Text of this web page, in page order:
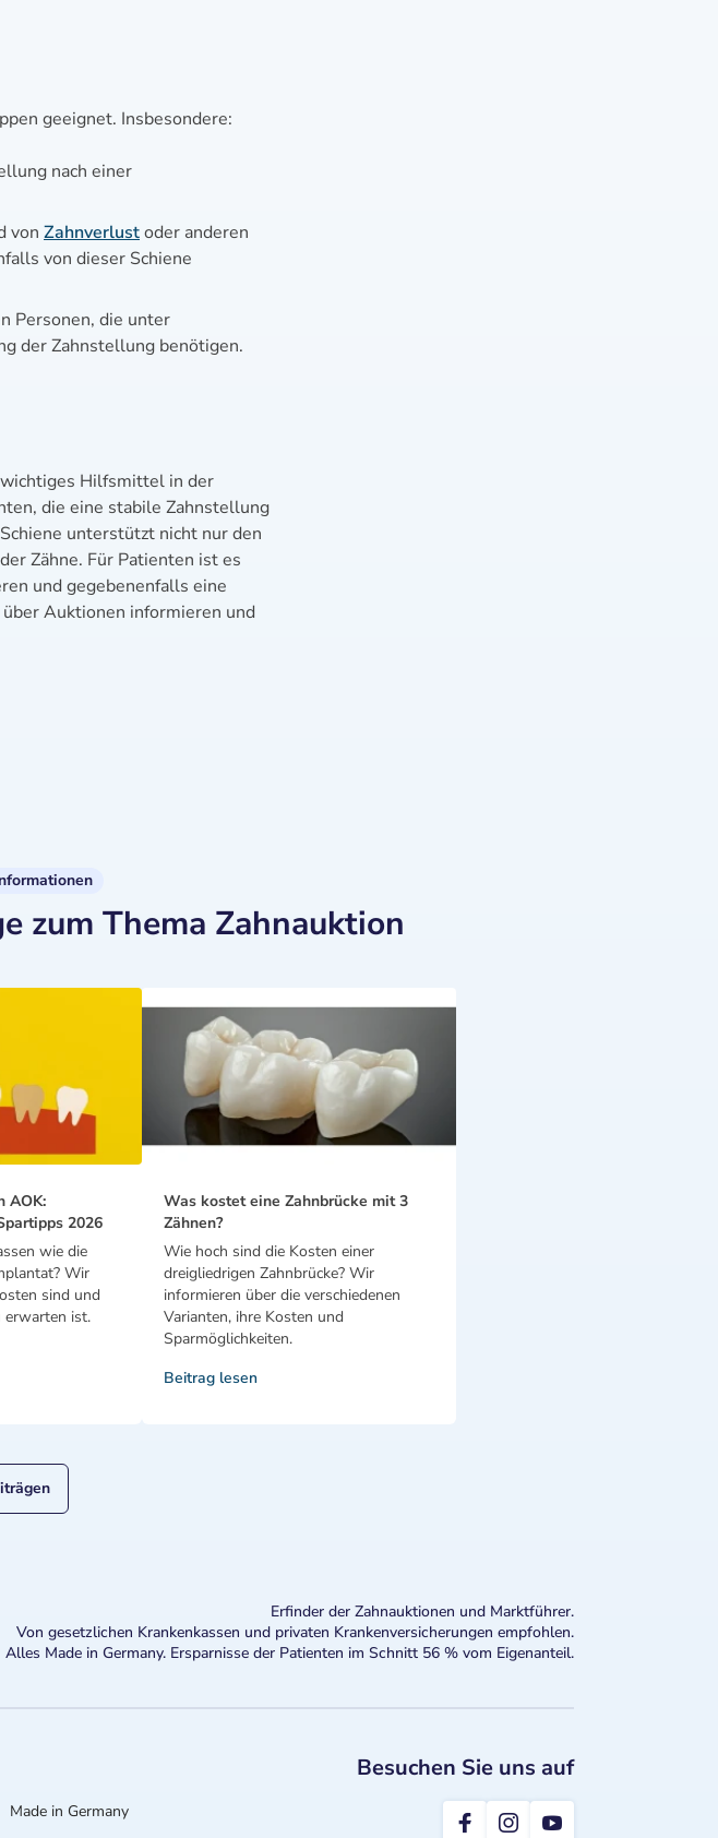
geeignet. Insbesondere:
nach einer
von Zahnverlustoder anderen
von dieser Schiene
Personen, die unter
der Zahnstellung benötigen.
Hilfsmittel in der
die eine stabile Zahnstellung
unterstützt nicht nur den
Zähne. Für Patienten ist es
und gegebenenfalls eine
Auktionen informieren und
zum Thema Zahnauktion
AOK:
2026
wie die
Wir
sind und
erwarten ist.
Was kostet eine Zahnbrücke mit 3
Zähnen?
Wie hoch sind die Kosten einer
dreigliedrigen Zahnbrücke? Wir
informieren über die verschiedenen
Varianten, ihre Kosten und
Sparmöglichkeiten.
Beitrag lesen
Erfinder der Zahnauktionen und Marktführer.
Von gesetzlichen Krankenkassen und privaten Krankenversicherungen empfohlen.
Alles Made in Germany. Ersparnisse der Patienten im Schnitt 56 % vom Eigenanteil.
Made in Germany
Besuchen Sie uns auf